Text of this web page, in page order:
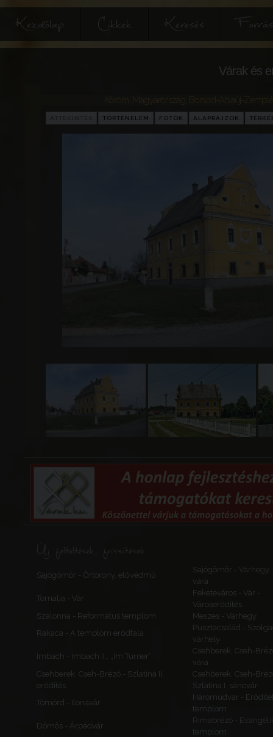
Kezdőlap Cikkek Keresés
Várak és
Köröm Magyarország Borsod-Abaúj-
TÖRTÉNELEM FOTÓK ALAPRAJZOK
Új feltöltések, frissítések
Sajógömör - Őrtorony, elővédmű
Sajógömör - Várhegy
vára
Tornalja - Vár
Feketeváros - Vár -
Városerődítés
Szalonna - Református templom
Meszes - Várhegy
Rakaca - A templom erődfala
Pusztacsalád -
várhely
Imbach - Imbach II., „Im Turner”
Csehberek, Cseh-
vára
Csehberek, Cseh-Brézó - Szlatina II.
erődítés
Csehberek, Cseh-
Szlatina I. sáncvár
Tömörd - Ilonavár
Háromudvar -
templom
Dömös - Árpádvár
Rimabrézó -
templom